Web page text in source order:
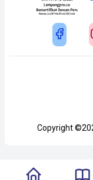
Copyright